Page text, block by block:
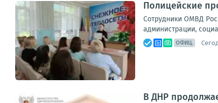
Полицейские
Сотрудники ОМВД
администрации,
ОФИЦ.
В ДНР